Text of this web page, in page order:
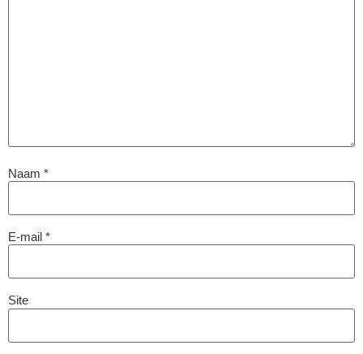
Naam *
E-mail *
Site